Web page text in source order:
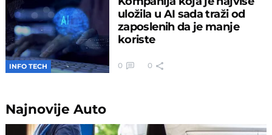
INFO TECH
uložila u AI sada traži od
zaposlenih da je manje
koriste
0 0
NajnovijeAuto